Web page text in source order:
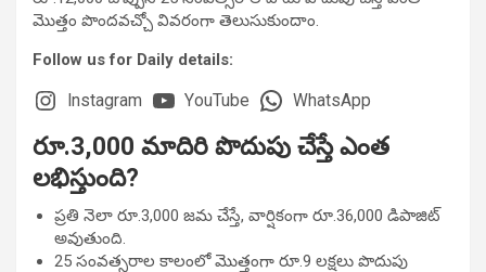
మొత్తం పొందవచ్చో వివరంగా తెలుసుకుందాం.
Follow us for Daily details:
Instagram YouTube WhatsApp
రూ.3,000 మాదిరి పొదుపు చేస్తే ఎంత
లభిస్తుంది?
ప్రతి నెలా రూ.3,000 జమ చేస్తే, వార్షికంగా రూ.36,000 డిపాజిట్
అవుతుంది.
25 సంవత్సరాల కాలంలో మొత్తంగా రూ.9 లక్షలు పొదుపు